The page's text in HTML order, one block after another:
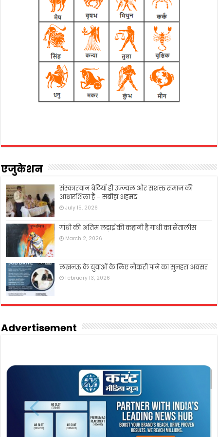
एजुकेशन
संस्कारवान बेटियाँ ही उज्ज्वल और सशक्त समाज की
आधारशिला हैं – सबीहा अहमद
July 15, 2026
गांधी की अंतिम लड़ाई की कहानी है गांधी का सैंतालीस
March 2, 2026
लखनऊ के युवाओं के लिए नौकरी पाने का सुनहरा अवसर
February 13, 2026
Advertisement